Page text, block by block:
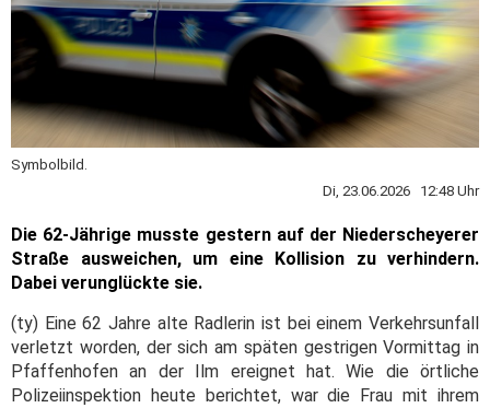
Symbolbild.
Di, 23.06.2026 12:48 Uhr
Die 62-Jährige musste gestern auf der Niederscheyerer
Straße ausweichen, um eine Kollision zu verhindern.
Dabei verunglückte sie.
(ty) Eine 62 Jahre alte Radlerin ist bei einem Verkehrsunfall
verletzt worden, der sich am späten gestrigen Vormittag in
Pfaffenhofen an der Ilm ereignet hat. Wie die örtliche
Polizeiinspektion heute berichtet, war die Frau mit ihrem